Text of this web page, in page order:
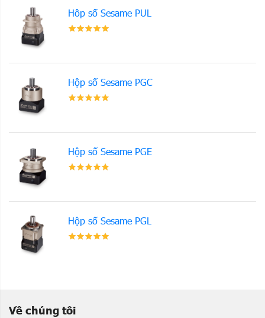
Hôp số Sesame PUL
Hộp số Sesame PGC
Hộp số Sesame PGE
Hộp số Sesame PGL
Về chúng tôi